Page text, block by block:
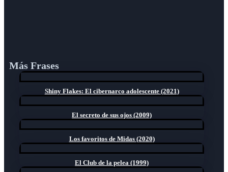
Más Frases
Shiny Flakes: El cibernarco adolescente (2021)
El secreto de sus ojos (2009)
Los favoritos de Midas (2020)
El Club de la pelea (1999)